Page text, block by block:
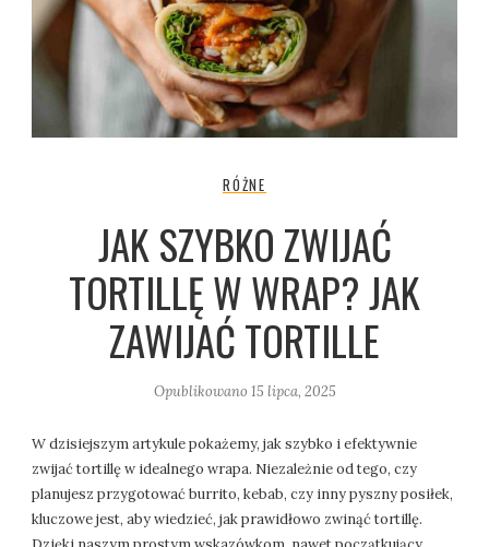
RÓŻNE
JAK SZYBKO ZWIJAĆ
TORTILLĘ W WRAP? JAK
ZAWIJAĆ TORTILLE
Opublikowano 15 lipca, 2025
W dzisiejszym artykule pokażemy, jak szybko i efektywnie
zwijać tortillę w idealnego wrapa. Niezależnie od tego, czy
planujesz przygotować burrito, kebab, czy inny pyszny posiłek,
kluczowe jest, aby wiedzieć, jak prawidłowo zwinąć tortillę.